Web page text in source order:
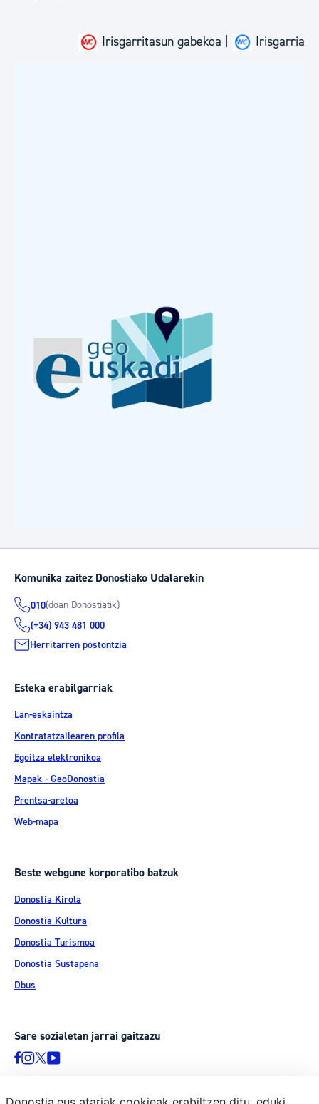
Irisgarritasun gabekoa | Irisgarria
Komunika zaitez Donostiako Udalarekin
010(doan Donostiatik)
(+34) 943 481 000
Herritarren postontzia
Esteka erabilgarriak
Lan-eskaintza
Kontratatzailearen profila
Egoitza elektronikoa
Mapak - GeoDonostia
Prentsa-aretoa
Web-mapa
Beste webgune korporatibo batzuk
Donostia Kirola
Donostia Kultura
Donostia Turismoa
Donostia Sustapena
Dbus
Sare sozialetan jarrai gaitzazu